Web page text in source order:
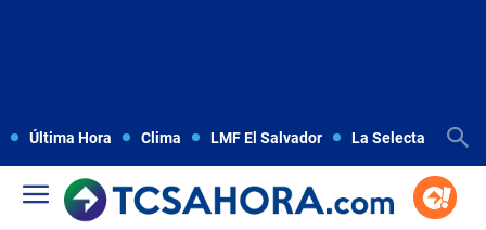
Última Hora Clima LMF El Salvador La Selecta